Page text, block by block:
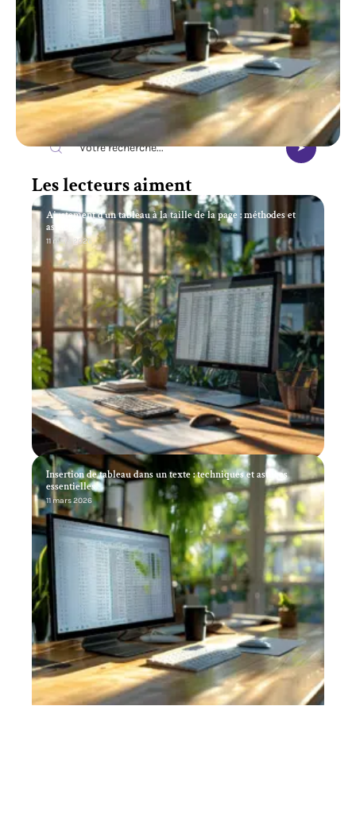
Recherche
Les lecteurs aiment
Ajustement d’un tableau à la taille de la page : méthodes et
astuces
11 mars 2026
Insertion de tableau dans un texte : techniques et astuces
essentielles
11 mars 2026